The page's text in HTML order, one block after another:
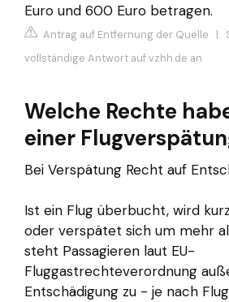
Euro und 600 Euro betragen.
Antrag auf Entfernung der Quelle |
vollständige Antwort auf vzhh.de an
Welche Rechte
einer
Bei Verspätung Recht auf
Ist ein Flug überbucht, wird
oder verspätet sich um mehr
steht Passagieren laut EU-
Fluggastrechteverordnung
Entschädigung zu - je nach